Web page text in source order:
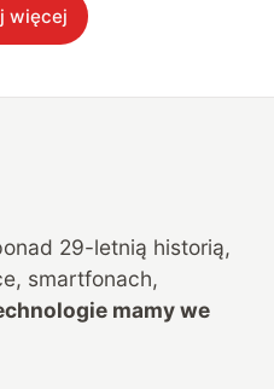
więcej
29-letnią historią,
smartfonach,
mamy we